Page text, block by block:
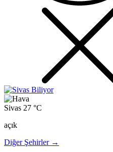
Sivas 27 °C
açık
Diğer Şehirler →